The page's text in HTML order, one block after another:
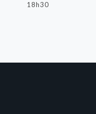
18h30